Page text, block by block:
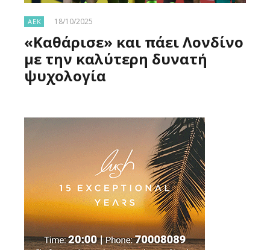
ΑΕΚ 18/10/2025
«Καθάρισε» και πάει Λονδίνο
με την καλύτερη δυνατή
ψυχολογία